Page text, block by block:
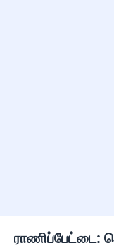
ராணிப்பேட்டை: